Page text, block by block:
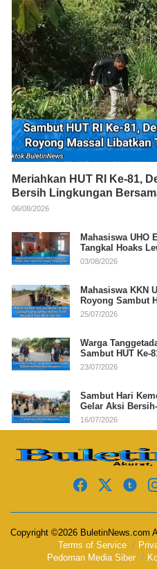
Meriahkan HUT RI Ke-81,
Bersih Lingkungan
06/08/2026
Mahasiswa UHO
Tangkal Hoaks
03/08/2026
Mahasiswa KKN
Royong Sambut
25/07/2026
Warga
Sambut HUT Ke-
23/07/2026
Sambut Hari
Gelar Aksi
16/07/2026
Copyright ©2026 BuletinNews.com
Terms of Service
Pedoman Media Siber